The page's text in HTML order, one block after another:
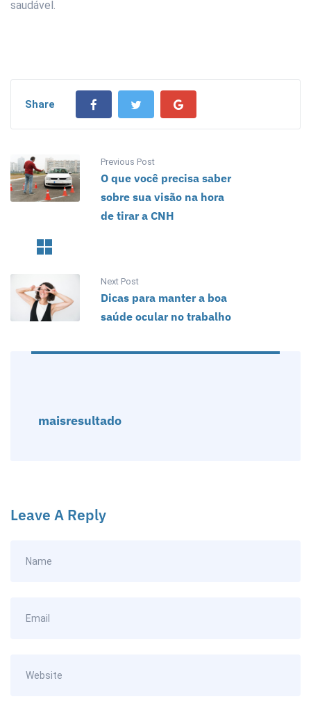
saudável.
Share
Previous Post
O que você precisa saber
sobre sua visão na hora
de tirar a CNH
Next Post
Dicas para manter a boa
saúde ocular no trabalho
maisresultado
Leave A Reply